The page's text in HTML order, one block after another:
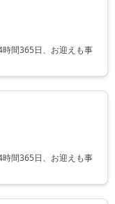
間365日、お迎えも事
間365日、お迎えも事